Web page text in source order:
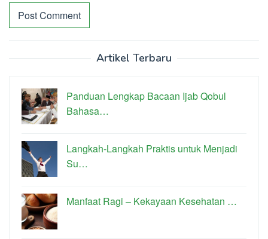
Artikel Terbaru
Panduan Lengkap Bacaan Ijab Qobul
Bahasa…
Langkah-Langkah Praktis untuk Menjadi
Su…
Manfaat Ragi – Kekayaan Kesehatan …